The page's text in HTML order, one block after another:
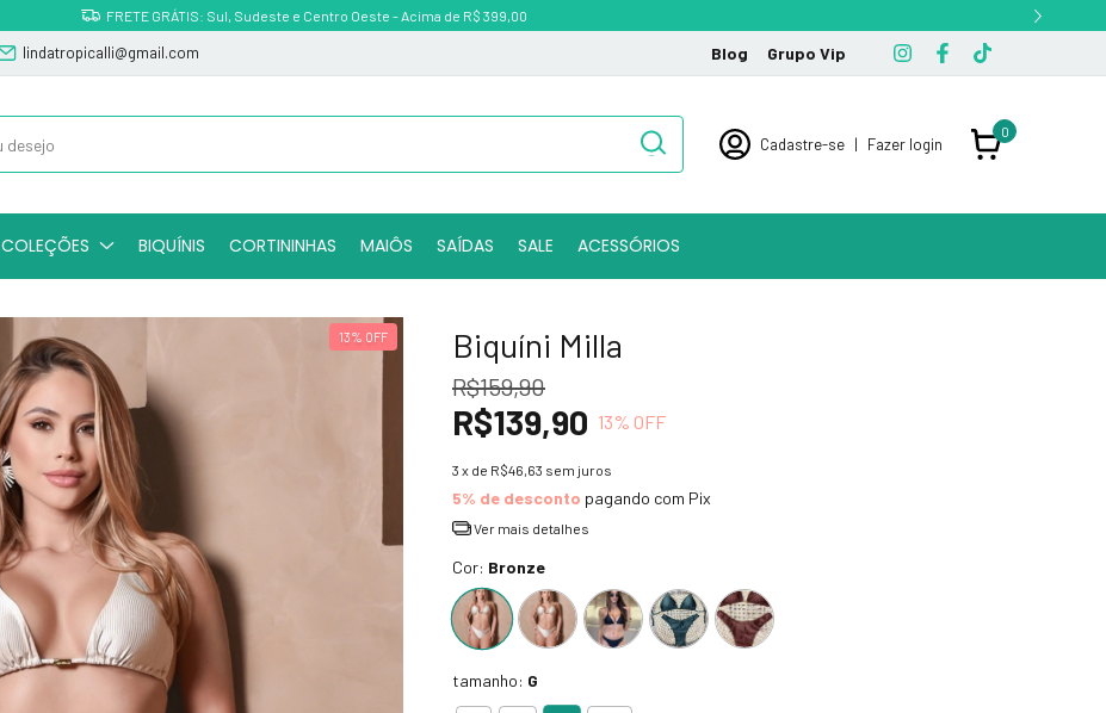
FRETE GRÁTIS: Sul, Sudeste e Centro Oeste - Acima de R$ 399,00
lindatropicalli@gmail.com Blog Grupo Vip
Cadastre-se | Fazer login
0
COLEÇÕES BIQUÍNIS CORTININHAS MAIÔS SAÍDAS SALE ACESSÓRIOS
13% OFF Biquíni Milla
R$159,90
R$139,90 13% OFF
3 x de R$46,63 sem juros
5% de desconto pagando com Pix
Ver mais detalhes
Cor: Bronze
tamanho: G